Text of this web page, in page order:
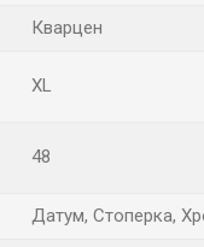
Кварцен
XL
48
Датум, Стоперка,